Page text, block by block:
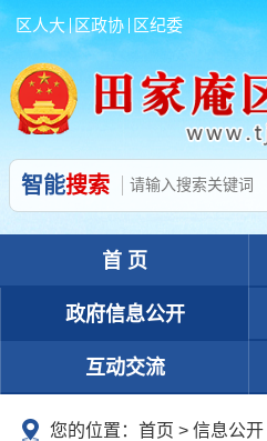
区人大 区政协 区纪委
智能搜索
首 页
政府信息公开
互动交流
您的位置： 首页 > 信息公开